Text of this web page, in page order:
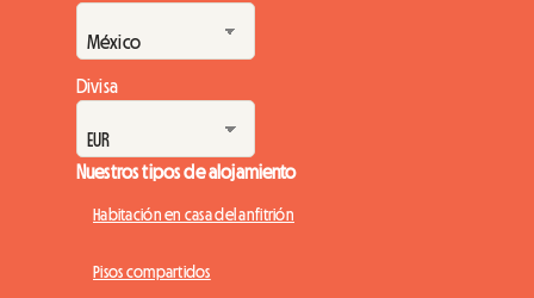
Divisa
Nuestros tipos de alojamiento
Habitación en casa del anfitrión
Pisos compartidos